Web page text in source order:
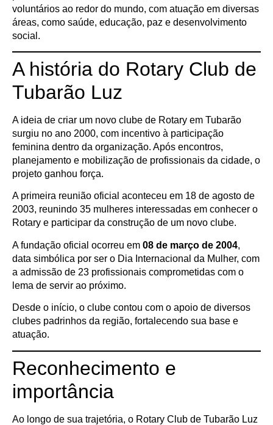
voluntários ao redor do mundo, com atuação em diversas
áreas, como saúde, educação, paz e desenvolvimento
social.
A história do Rotary Club de
Tubarão Luz
A ideia de criar um novo clube de Rotary em Tubarão
surgiu no ano 2000, com incentivo à participação
feminina dentro da organização. Após encontros,
planejamento e mobilização de profissionais da cidade, o
projeto ganhou força.
A primeira reunião oficial aconteceu em 18 de agosto de
2003, reunindo 35 mulheres interessadas em conhecer o
Rotary e participar da construção de um novo clube.
A fundação oficial ocorreu em 08 de março de 2004,
data simbólica por ser o Dia Internacional da Mulher, com
a admissão de 23 profissionais comprometidas com o
lema de servir ao próximo.
Desde o início, o clube contou com o apoio de diversos
clubes padrinhos da região, fortalecendo sua base e
atuação.
Reconhecimento e
importância
Ao longo de sua trajetória, o Rotary Club de Tubarão Luz